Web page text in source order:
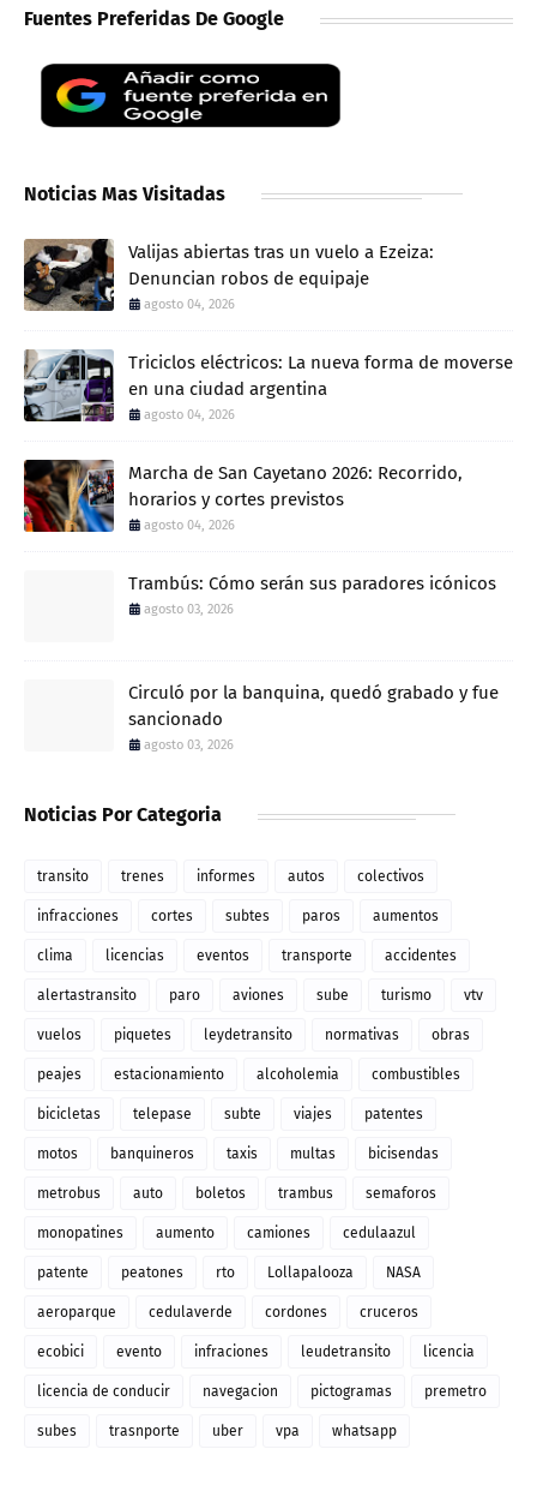
Fuentes Preferidas De Google
Noticias Mas Visitadas
Valijas abiertas tras un vuelo a Ezeiza:
Denuncian robos de equipaje
agosto 04, 2026
Triciclos eléctricos: La nueva forma de moverse
en una ciudad argentina
agosto 04, 2026
Marcha de San Cayetano 2026: Recorrido,
horarios y cortes previstos
agosto 04, 2026
Trambús: Cómo serán sus paradores icónicos
agosto 03, 2026
Circuló por la banquina, quedó grabado y fue
sancionado
agosto 03, 2026
Noticias Por Categoria
transito trenes informes autos colectivos
infracciones cortes subtes paros aumentos
clima licencias eventos transporte accidentes
alertastransito paro aviones sube turismo vtv
vuelos piquetes leydetransito normativas obras
peajes estacionamiento alcoholemia combustibles
bicicletas telepase subte viajes patentes
motos banquineros taxis multas bicisendas
metrobus auto boletos trambus semaforos
monopatines aumento camiones cedulaazul
patente peatones rto Lollapalooza NASA
aeroparque cedulaverde cordones cruceros
ecobici evento infraciones leudetransito licencia
licencia de conducir navegacion pictogramas premetro
subes trasnporte uber vpa whatsapp